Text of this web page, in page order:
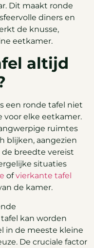
Dit maakt ronde
diners en
de knusse,
eetkamer.
altijd
een ronde tafel niet
voor elke eetkamer.
ruimtes
blijken, aangezien
breedte vereist
situaties
ofvierkante tafel
de kamer.
kan worden
in de meeste kleine
De cruciale factor